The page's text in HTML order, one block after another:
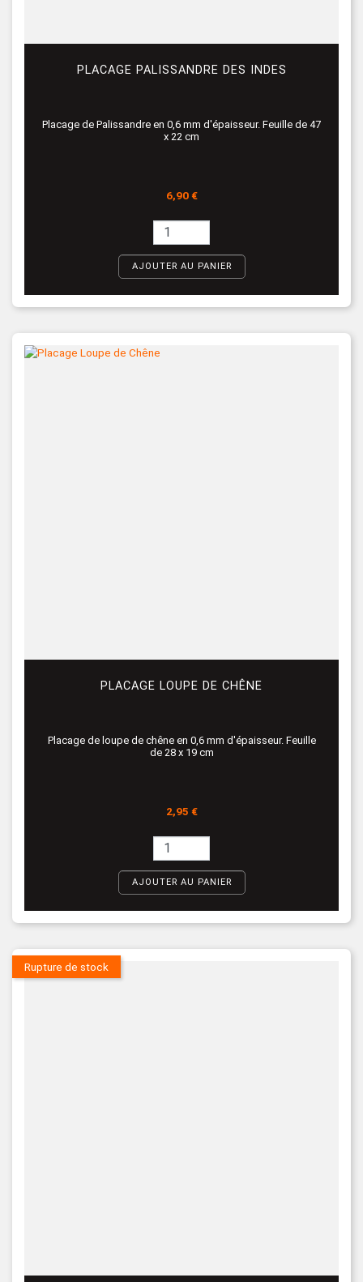
PLACAGE PALISSANDRE DES INDES
Placage de Palissandre en 0,6 mm d'épaisseur. Feuille de 47
x 22 cm
Prix
6,90 €
AJOUTER AU PANIER
PLACAGE LOUPE DE CHÊNE
Placage de loupe de chêne en 0,6 mm d'épaisseur. Feuille
de 28 x 19 cm
Prix
2,95 €
AJOUTER AU PANIER
Rupture de stock